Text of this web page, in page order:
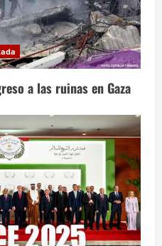
a las ruinas en Gaza